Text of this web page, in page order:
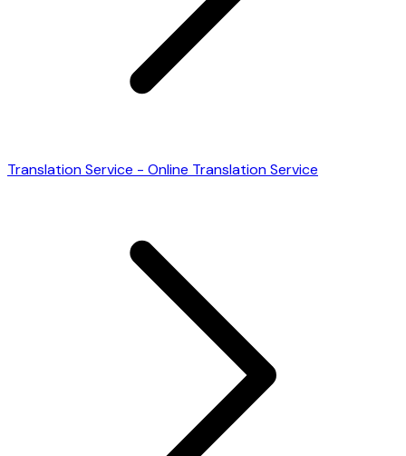
Translation Service - Online Translation Service